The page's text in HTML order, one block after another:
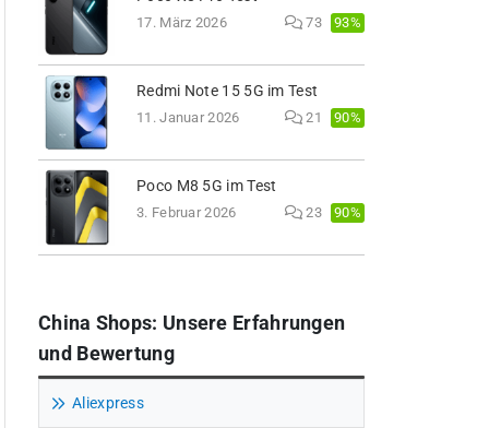
17. März 2026 73 93%
Redmi Note 15 5G im Test
11. Januar 2026 21 90%
Poco M8 5G im Test
3. Februar 2026 23 90%
China Shops: Unsere Erfahrungen
und Bewertung
Aliexpress